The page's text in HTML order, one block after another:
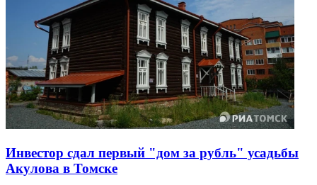
Инвестор сдал первый "дом за рубль" усадьбы
Акулова в Томске